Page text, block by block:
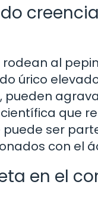
rodean al
úrico
pueden
que
puede ser
con el
en el